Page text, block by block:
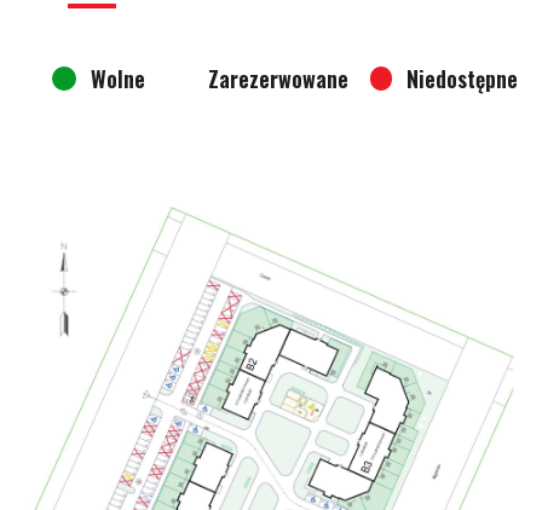
Wolne Zarezerwowane Niedostępne